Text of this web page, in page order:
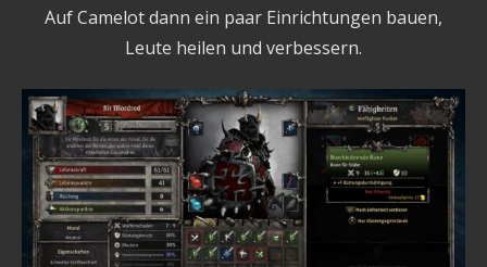
Auf Camelot dann ein paar Einrichtungen bauen,
Leute heilen und verbessern.